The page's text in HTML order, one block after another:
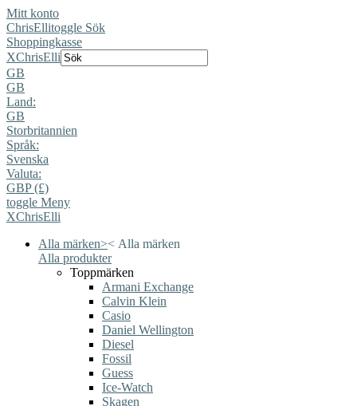
Mitt konto
ChrisEllitoggle Sök
Shoppingkasse
XChrisElli
GB
GB
Land:
GB
Storbritannien
Språk:
Svenska
Valuta:
GBP (£)
toggle Meny
XChrisElli
Alla märken>< Alla märken
Alla produkter
Toppmärken
Armani Exchange
Calvin Klein
Casio
Daniel Wellington
Diesel
Fossil
Guess
Ice-Watch
Skagen